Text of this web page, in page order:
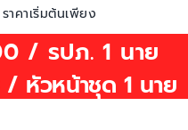
ราคาเริ่มต้นเพียง
/ รปภ. 1 นาย
หัวหน้าชุด 1 นาย